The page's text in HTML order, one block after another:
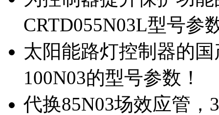
CRTD055N03L型号参
太阳能路灯控制器的
100N03的型号参数！
代换85N03场效应管